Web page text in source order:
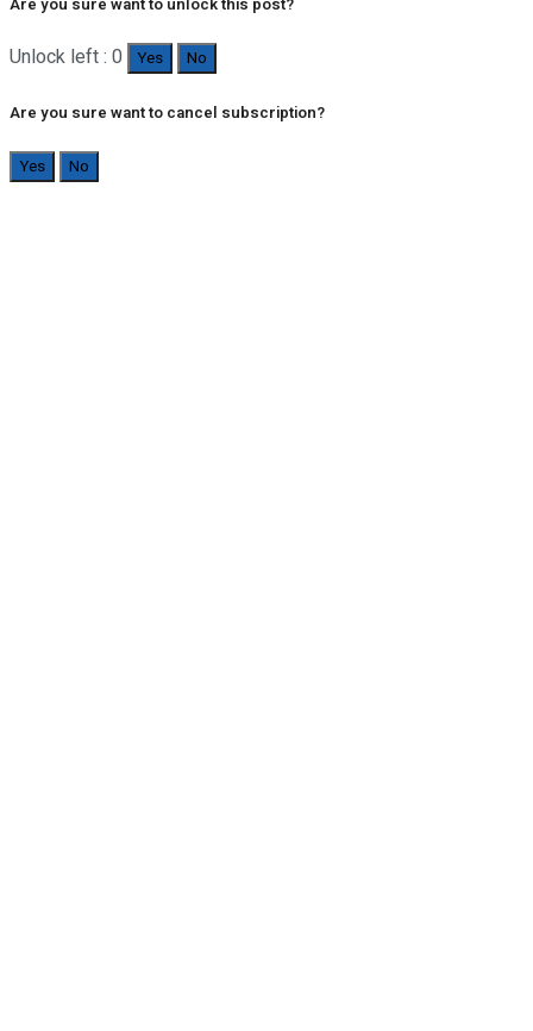
Are you sure want to unlock this post?
Unlock left : 0 Yes No
Are you sure want to cancel subscription?
Yes No